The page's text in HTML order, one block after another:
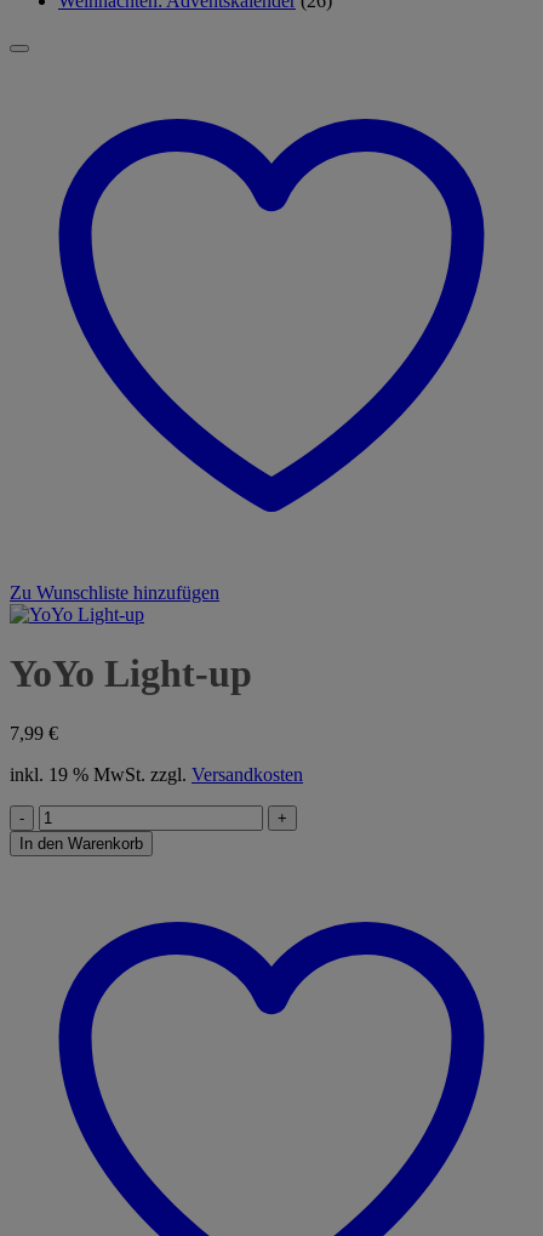
Zu Wunschliste hinzufügen
YoYo Light-up
7,99 €
inkl. 19 % MwSt. zzgl. Versandkosten
YoYo
Light-
up
In den Warenkorb